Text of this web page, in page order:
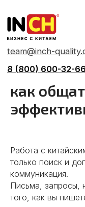
team@inch-quality.com
8 (800) 600-32-66
как
Работа с
только поиск и
коммуникация.
Письма, запросы,
того, как вы